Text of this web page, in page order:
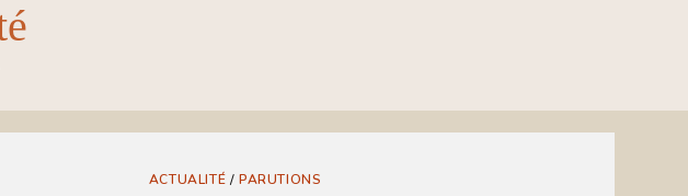
ACTUALITÉ /PARUTIONS